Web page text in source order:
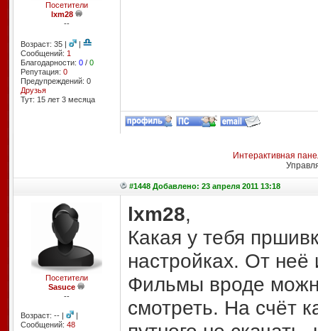
Посетители
lxm28
--
Возраст: 35 |
|
Сообщений: 1
Благодарности: 0/ 0
Репутация: 0
Предупреждений: 0
Друзья
Тут: 15 лет 3 месяцa
Интерактивная
#1448 Добавлено: 23 апреля 2011 13:18
Посетители
Sasuce
--
Возраст: -- |
|
Сообщений: 48
lxm28,
Какая у тебя
настройках. От неё
Фильмы вроде
смотреть. На счёт